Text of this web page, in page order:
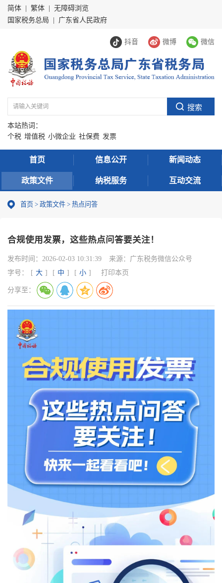
简体 繁体
无障碍浏览
国家税务总局
广东省人民政府
抖音 微博 微信
本站热词：
个税 增值税 小微企业 社保费 发票
首页 信息公开 新闻动态
政策文件 纳税服务 互动交流
首页 > 政策文件 > 热点问答
合规使用发票，这些热点问答要关注！
发布时间： 2026-02-03 10:31:39 来源： 广东税务微信公众号
字号：
[ 大 ] [ 中 ] [ 小 ] 打印本页
分享至：